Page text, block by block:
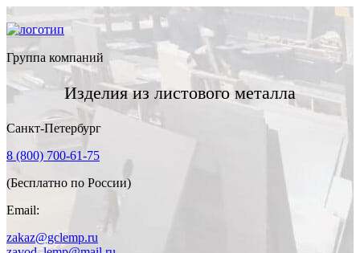
Группа компаний
Изделия из листового металла
Санкт-Петербург
8 (800) 700-61-75
(Бесплатно по России)
Email:
zakaz@gclemp.ru